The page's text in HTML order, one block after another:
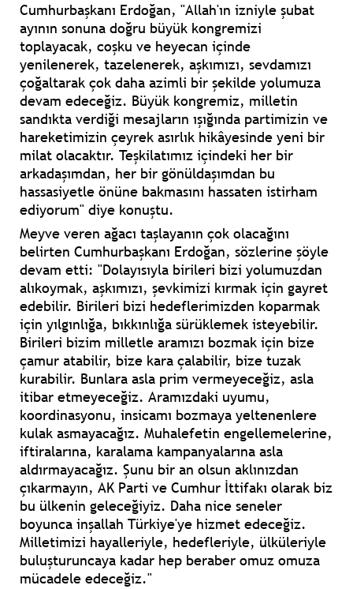
Cumhurbaşkanı Erdoğan, "Allah'ın izniyle şubat
ayının sonuna doğru büyük kongremizi
toplayacak, coşku ve heyecan içinde
yenilenerek, tazelenerek, aşkımızı, sevdamızı
çoğaltarak çok daha azimli bir şekilde yolumuza
devam edeceğiz. Büyük kongremiz, milletin
sandıkta verdiği mesajların ışığında partimizin ve
hareketimizin çeyrek asırlık hikâyesinde yeni bir
milat olacaktır. Teşkilatımız içindeki her bir
arkadaşımdan, her bir gönüldaşımdan bu
hassasiyetle önüne bakmasını hassaten istirham
ediyorum" diye konuştu.
Meyve veren ağacı taşlayanın çok olacağını
belirten Cumhurbaşkanı Erdoğan, sözlerine şöyle
devam etti: "Dolayısıyla birileri bizi yolumuzdan
alıkoymak, aşkımızı, şevkimizi kırmak için gayret
edebilir. Birileri bizi hedeflerimizden koparmak
için yılgınlığa, bıkkınlığa sürüklemek isteyebilir.
Birileri bizim milletle aramızı bozmak için bize
çamur atabilir, bize kara çalabilir, bize tuzak
kurabilir. Bunlara asla prim vermeyeceğiz, asla
itibar etmeyeceğiz. Aramızdaki uyumu,
koordinasyonu, insicamı bozmaya yeltenenlere
kulak asmayacağız. Muhalefetin engellemelerine,
iftiralarına, karalama kampanyalarına asla
aldırmayacağız. Şunu bir an olsun aklınızdan
çıkarmayın, AK Parti ve Cumhur İttifakı olarak biz
bu ülkenin geleceğiyiz. Daha nice seneler
boyunca inşallah Türkiye'ye hizmet edeceğiz.
Milletimizi hayalleriyle, hedefleriyle, ülküleriyle
buluşturuncaya kadar hep beraber omuz omuza
mücadele edeceğiz."